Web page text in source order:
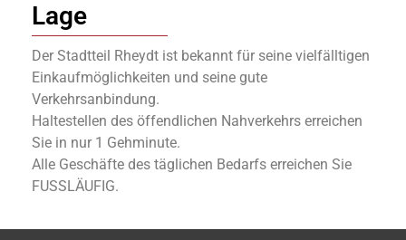
Lage
Der Stadtteil Rheydt ist bekannt für seine vielfälltigen
Einkaufmöglichkeiten und seine gute
Verkehrsanbindung.
Haltestellen des öffendlichen Nahverkehrs erreichen
Sie in nur 1 Gehminute.
Alle Geschäfte des täglichen Bedarfs erreichen Sie
FUSSLÄUFIG.